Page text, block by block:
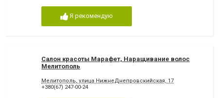
Я рекомендую
Салон красоты Марафет, Наращивание волос
Мелитополь
Мелитополь, улица НижнеДнепровскийская, 17
+380(67) 247-00-24